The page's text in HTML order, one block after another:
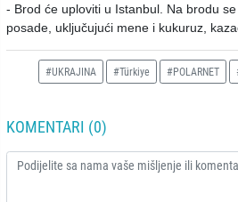
- Brod će uploviti u Istanbul. Na brodu
posade, uključujući mene i kukuruz,
#UKRAJINA #Türkiye #POLARNET
KOMENTARI (0)